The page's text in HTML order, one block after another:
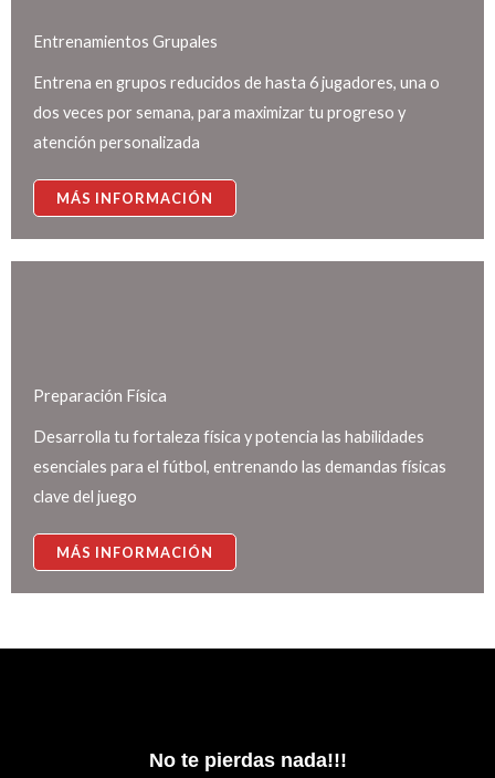
Entrenamientos Grupales
Entrena en grupos reducidos de hasta 6 jugadores, una o
dos veces por semana, para maximizar tu progreso y
atención personalizada
MÁS INFORMACIÓN
Preparación Física
Desarrolla tu fortaleza física y potencia las habilidades
esenciales para el fútbol, entrenando las demandas físicas
clave del juego
MÁS INFORMACIÓN
No te pierdas nada!!!